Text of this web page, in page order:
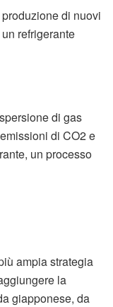
di nuovi
refrigerante
di gas
di CO2 e
un processo
ampia strategia
la
giapponese, da